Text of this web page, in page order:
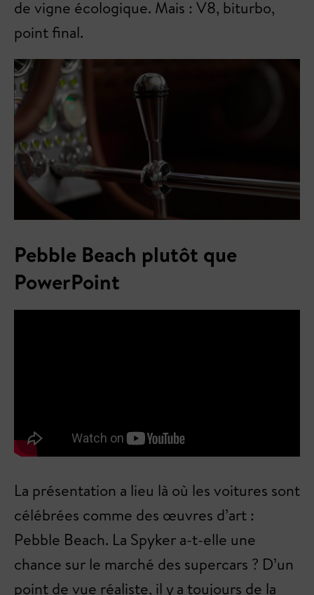
de vigne écologique. Mais : V8, biturbo,
point final.
Pebble Beach plutôt que
PowerPoint
La présentation a lieu là où les voitures sont
célébrées comme des œuvres d’art :
Pebble Beach. La Spyker a-t-elle une
chance sur le marché des supercars ? D’un
point de vue réaliste, il y a toujours de la